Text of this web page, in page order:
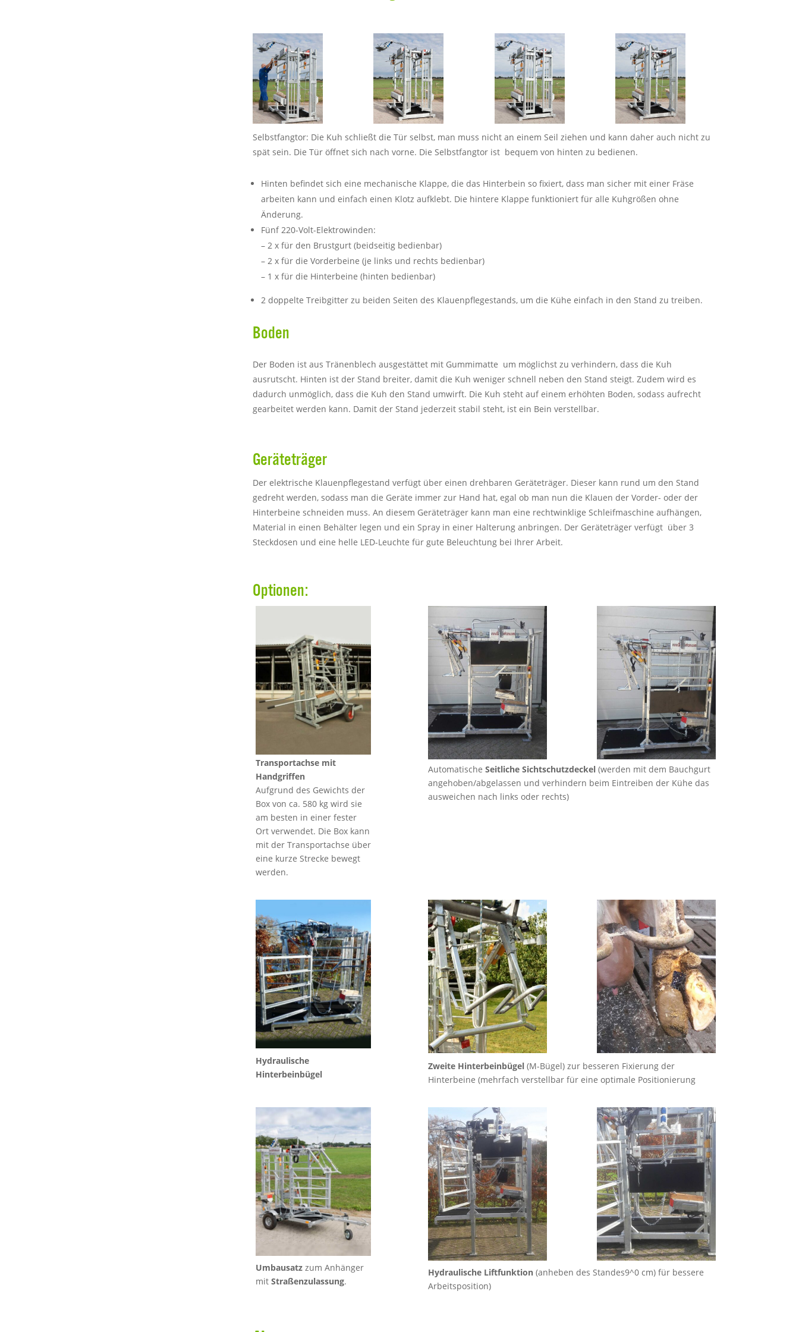
Selbstfangtor: Die Kuh schließt die Tür selbst, man muss nicht an einem Seil ziehen und kann daher auch nicht zu
spät sein. Die Tür öffnet sich nach vorne. Die Selbstfangtor ist bequem von hinten zu bedienen.
Hinten befindet sich eine mechanische Klappe, die das Hinterbein so fixiert, dass man sicher mit einer Fräse
arbeiten kann und einfach einen Klotz aufklebt. Die hintere Klappe funktioniert für alle Kuhgrößen ohne
Änderung.
Fünf 220-Volt-Elektrowinden:
– 2 x für den Brustgurt (beidseitig bedienbar)
– 2 x für die Vorderbeine (je links und rechts bedienbar)
– 1 x für die Hinterbeine (hinten bedienbar)
2 doppelte Treibgitter zu beiden Seiten des Klauenpflegestands, um die Kühe einfach in den Stand zu treiben.
Boden
Der Boden ist aus Tränenblech ausgestättet mit Gummimatte um möglichst zu verhindern, dass die Kuh
ausrutscht. Hinten ist der Stand breiter, damit die Kuh weniger schnell neben den Stand steigt. Zudem wird es
dadurch unmöglich, dass die Kuh den Stand umwirft. Die Kuh steht auf einem erhöhten Boden, sodass aufrecht
gearbeitet werden kann. Damit der Stand jederzeit stabil steht, ist ein Bein verstellbar.
Geräteträger
Der elektrische Klauenpflegestand verfügt über einen drehbaren Geräteträger. Dieser kann rund um den Stand
gedreht werden, sodass man die Geräte immer zur Hand hat, egal ob man nun die Klauen der Vorder- oder der
Hinterbeine schneiden muss. An diesem Geräteträger kann man eine rechtwinklige Schleifmaschine aufhängen,
Material in einen Behälter legen und ein Spray in einer Halterung anbringen. Der Geräteträger verfügt über 3
Steckdosen und eine helle LED-Leuchte für gute Beleuchtung bei Ihrer Arbeit.
Optionen:
Transportachse mit
Handgriffen
Aufgrund des Gewichts der
Box von ca. 580 kg wird sie
am besten in einer fester
Ort verwendet. Die Box kann
mit der Transportachse über
eine kurze Strecke bewegt
werden.
Automatische Seitliche Sichtschutzdeckel(werden mit dem Bauchgurt
angehoben/abgelassen und verhindern beim Eintreiben der Kühe das
ausweichen nach links oder rechts)
Hydraulische
Hinterbeinbügel
Zweite Hinterbeinbügel(M-Bügel) zur besseren Fixierung der
Hinterbeine (mehrfach verstellbar für eine optimale Positionierung
Umbausatz zum Anhänger
mit Straßenzulassung.
Hydraulische Liftfunktion(anheben des Standes9^0 cm) für bessere
Arbeitsposition)